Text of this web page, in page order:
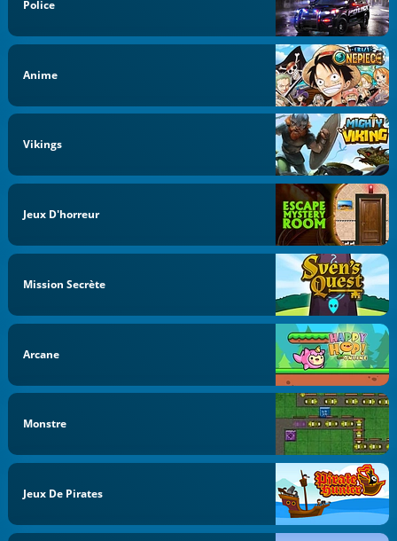
Police
Anime
Vikings
Jeux D'horreur
Mission Secrète
Arcane
Monstre
Jeux De Pirates